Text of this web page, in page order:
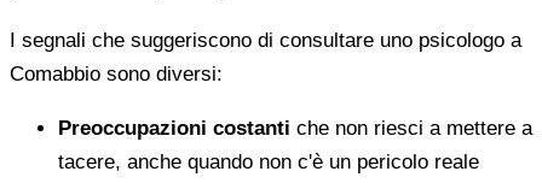
I segnali che suggeriscono di consultare uno psicologo a
Comabbio sono diversi:
Preoccupazioni costanti che non riesci a mettere a
tacere, anche quando non c'è un pericolo reale